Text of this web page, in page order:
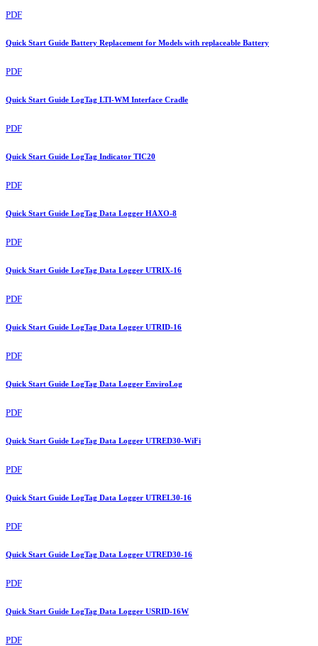
PDF
Quick Start Guide Battery Replacement for Models with replaceable Battery
PDF
Quick Start Guide LogTag LTI-WM Interface Cradle
PDF
Quick Start Guide LogTag Indicator TIC20
PDF
Quick Start Guide LogTag Data Logger HAXO-8
PDF
Quick Start Guide LogTag Data Logger UTRIX-16
PDF
Quick Start Guide LogTag Data Logger UTRID-16
PDF
Quick Start Guide LogTag Data Logger EnviroLog
PDF
Quick Start Guide LogTag Data Logger UTRED30-WiFi
PDF
Quick Start Guide LogTag Data Logger UTREL30-16
PDF
Quick Start Guide LogTag Data Logger UTRED30-16
PDF
Quick Start Guide LogTag Data Logger USRID-16W
PDF